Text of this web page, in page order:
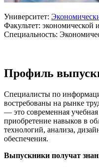
Университет:
Факультет: экономической
Специальность:
Профиль
Специалисты по
востребованы на рынке
— это современная
приобретение навыков в
технологий, анализа,
обеспечения.
Выпускники получат